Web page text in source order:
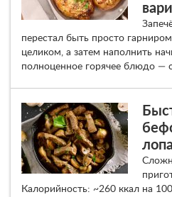
перестал быть просто
целиком, а затем наполнить
полноценное горячее блюдо —
Калорийность: ~260 ккал на